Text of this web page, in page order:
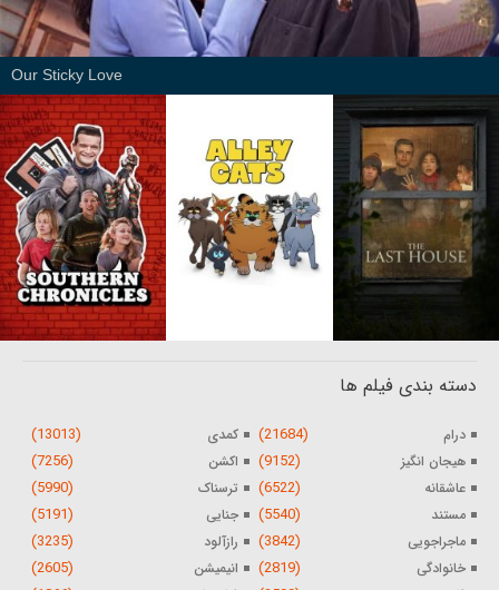
Our Sticky Love
دسته بندی فیلم ها
درام (21684) کمدی (13013)
هیجان انگیز (9152) اکشن (7256)
عاشقانه (6522) ترسناک (5990)
مستند (5540) جنایی (5191)
ماجراجویی (3842) رازآلود (3235)
خانوادگی (2819) انیمیشن (2605)